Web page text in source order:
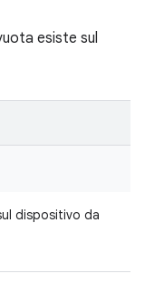
esiste sul
dispositivo da